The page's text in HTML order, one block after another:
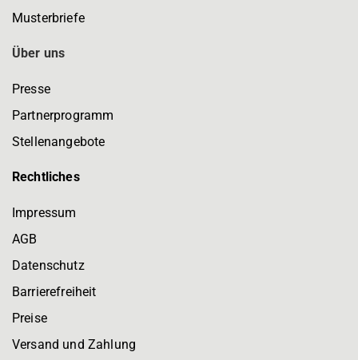
Musterbriefe
Über uns
Presse
Partnerprogramm
Stellenangebote
Rechtliches
Impressum
AGB
Datenschutz
Barrierefreiheit
Preise
Versand und Zahlung